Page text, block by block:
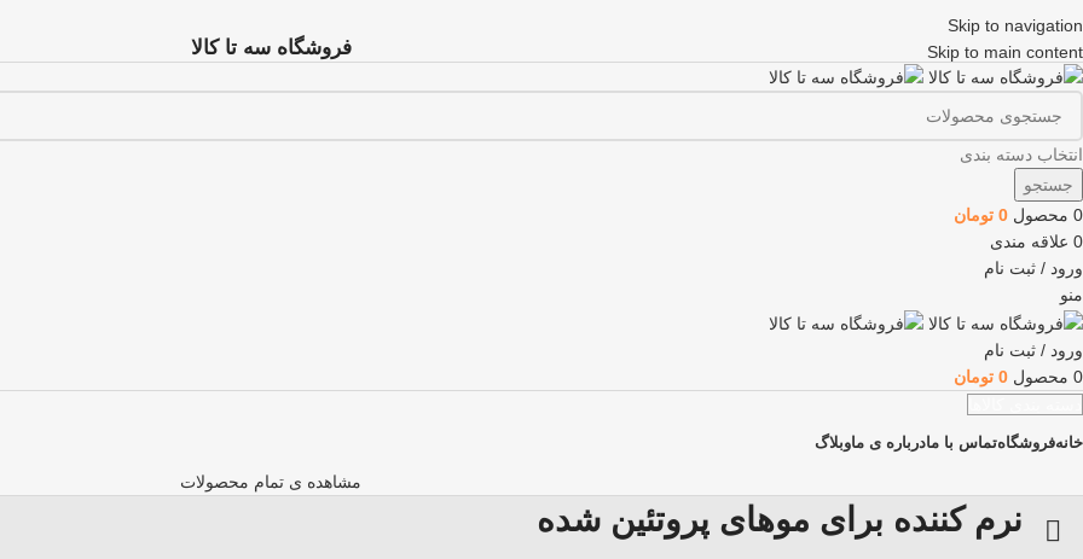
Skip to navigation
Skip to main content
فروشگاه سه تا کالا
انتخاب دسته بندی
جستجو
0 محصول 0 تومان
0 علاقه مندی
ورود / ثبت نام
منو
ورود / ثبت نام
0 محصول 0 تومان
خانهفروشگاهتماس با مادرباره ی ماوبلاگ
مشاهده ی تمام محصولات
نرم کننده برای موهای پروتئین شده